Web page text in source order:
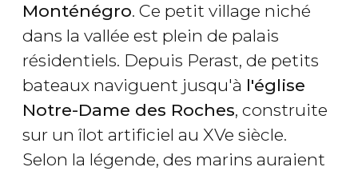
Monténégro. Ce petit village niché
dans la vallée est plein de palais
résidentiels. Depuis Perast, de petits
bateaux naviguent jusqu'à l'église
Notre-Dame des Roches, construite
sur un îlot artificiel au XVe siècle.
Selon la légende, des marins auraient